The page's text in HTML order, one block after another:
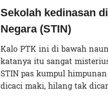
Sekolah kedinasan
Negara (STIN)
Kalo PTK ini di bawah
katanya itu sangat
STIN pas kumpul
dicaci maki, hilang tak